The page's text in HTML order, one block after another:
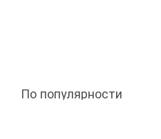
По популярности